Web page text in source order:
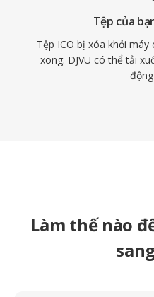
Tệp của
Tệp ICO bị xóa khỏi máy
xong. DJVU có thể tải
Làm thế nào